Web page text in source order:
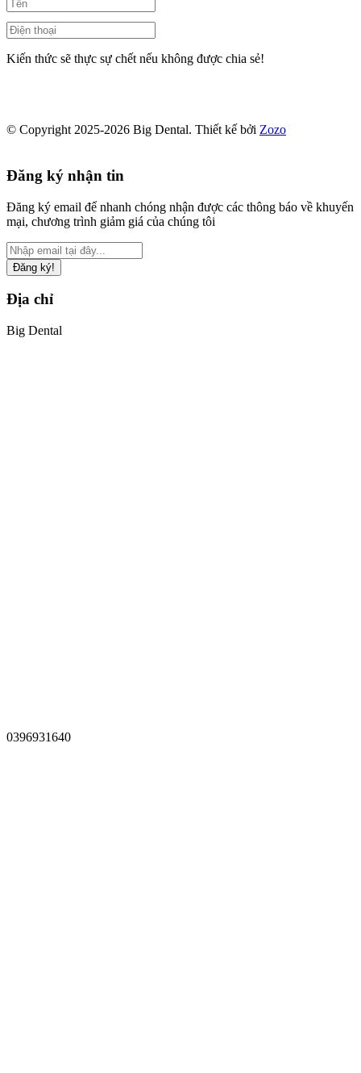
Kiến thức sẽ thực sự chết nếu không được chia sẻ!
© Copyright 2025-2026 Big Dental. Thiết kế bởi Zozo
Đăng ký nhận tin
Đăng ký email để nhanh chóng nhận được các thông báo về khuyến
mại, chương trình giảm giá của chúng tôi
Đăng ký!
Địa chỉ
Big Dental
0396931640